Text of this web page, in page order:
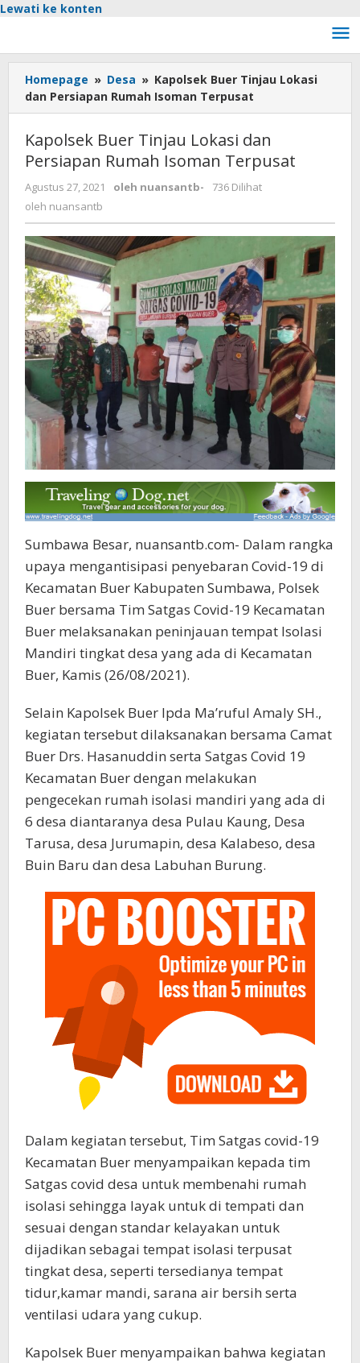
Lewati ke konten
Homepage » Desa » Kapolsek Buer Tinjau Lokasi
dan Persiapan Rumah Isoman Terpusat
Kapolsek Buer Tinjau Lokasi dan
Persiapan Rumah Isoman Terpusat
Agustus 27, 2021 oleh nuansantb-
736 Dilihat
oleh nuansantb
Sumbawa Besar, nuansantb.com- Dalam rangka
upaya mengantisipasi penyebaran Covid-19 di
Kecamatan Buer Kabupaten Sumbawa, Polsek
Buer bersama Tim Satgas Covid-19 Kecamatan
Buer melaksanakan peninjauan tempat Isolasi
Mandiri tingkat desa yang ada di Kecamatan
Buer, Kamis (26/08/2021).
Selain Kapolsek Buer Ipda Ma’ruful Amaly SH.,
kegiatan tersebut dilaksanakan bersama Camat
Buer Drs. Hasanuddin serta Satgas Covid 19
Kecamatan Buer dengan melakukan
pengecekan rumah isolasi mandiri yang ada di
6 desa diantaranya desa Pulau Kaung, Desa
Tarusa, desa Jurumapin, desa Kalabeso, desa
Buin Baru dan desa Labuhan Burung.
Dalam kegiatan tersebut, Tim Satgas covid-19
Kecamatan Buer menyampaikan kepada tim
Satgas covid desa untuk membenahi rumah
isolasi sehingga layak untuk di tempati dan
sesuai dengan standar kelayakan untuk
dijadikan sebagai tempat isolasi terpusat
tingkat desa, seperti tersedianya tempat
tidur,kamar mandi, sarana air bersih serta
ventilasi udara yang cukup.
Kapolsek Buer menyampaikan bahwa kegiatan